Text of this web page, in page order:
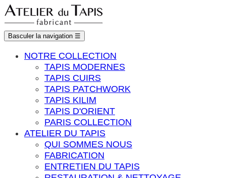
Basculer la navigation ☰
NOTRE COLLECTION
TAPIS MODERNES
TAPIS CUIRS
TAPIS PATCHWORK
TAPIS KILIM
TAPIS D'ORIENT
PARIS COLLECTION
ATELIER DU TAPIS
QUI SOMMES NOUS
FABRICATION
ENTRETIEN DU TAPIS